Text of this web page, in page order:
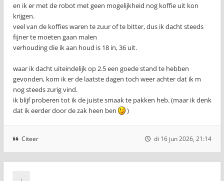
en ik er met de robot met geen mogelijkheid nog koffie uit kon
krijgen.
veel van de koffies waren te zuur of te bitter, dus ik dacht steeds
fijner te moeten gaan malen
verhouding die ik aan houd is 18 in, 36 uit.
waar ik dacht uiteindelijk op 2.5 een goede stand te hebben
gevonden, kom ik er de laatste dagen toch weer achter dat ik m
nog steeds zurig vind.
ik blijf proberen tot ik de juiste smaak te pakken heb. (maar ik denk
dat ik eerder door de zak heen ben
)
Citeer di 16 jun 2026, 21:14